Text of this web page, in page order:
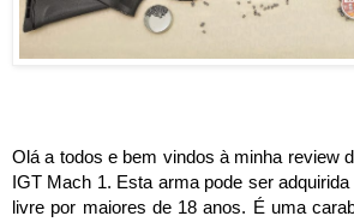
Olá a todos e bem vindos à minha review
IGT Mach 1. Esta arma pode ser
livre por maiores de 18 anos. É uma